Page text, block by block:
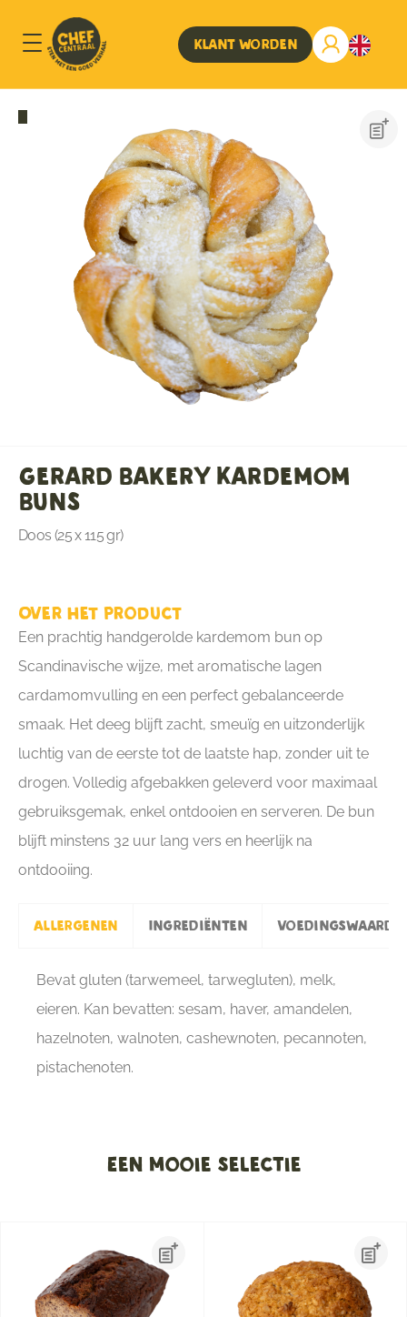
Klant worden
Gerard Bakery Kardemom
Buns
Doos (25 x 115 gr)
Over het product
Een prachtig handgerolde kardemom bun op
Scandinavische wijze, met aromatische lagen
cardamomvulling en een perfect gebalanceerde
smaak. Het deeg blijft zacht, smeuïg en uitzonderlijk
luchtig van de eerste tot de laatste hap, zonder uit te
drogen. Volledig afgebakken geleverd voor maximaal
gebruiksgemak, enkel ontdooien en serveren. De bun
blijft minstens 32 uur lang vers en heerlijk na
ontdooiing.
Allergenen Ingrediënten
Bevat gluten (tarwemeel, tarwegluten), melk,
eieren. Kan bevatten: sesam, haver, amandelen,
hazelnoten, walnoten, cashewnoten, pecannoten,
pistachenoten.
Een mooie selectie